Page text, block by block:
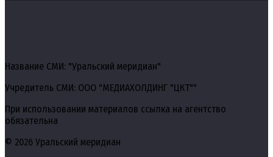
Название СМИ: "Уральский меридиан"
Учредитель СМИ: ООО "МЕДИАХОЛДИНГ "ЦКТ""
При использовании материалов ссылка на агентство
обязательна
© 2026 Уральский меридиан